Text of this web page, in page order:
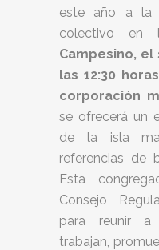
este año a la
colectivo en
Campesino, el
las 12:30
corporación
se ofrecerá un
de la isla
referencias de
Esta
Consejo
para reunir a
trabajan,